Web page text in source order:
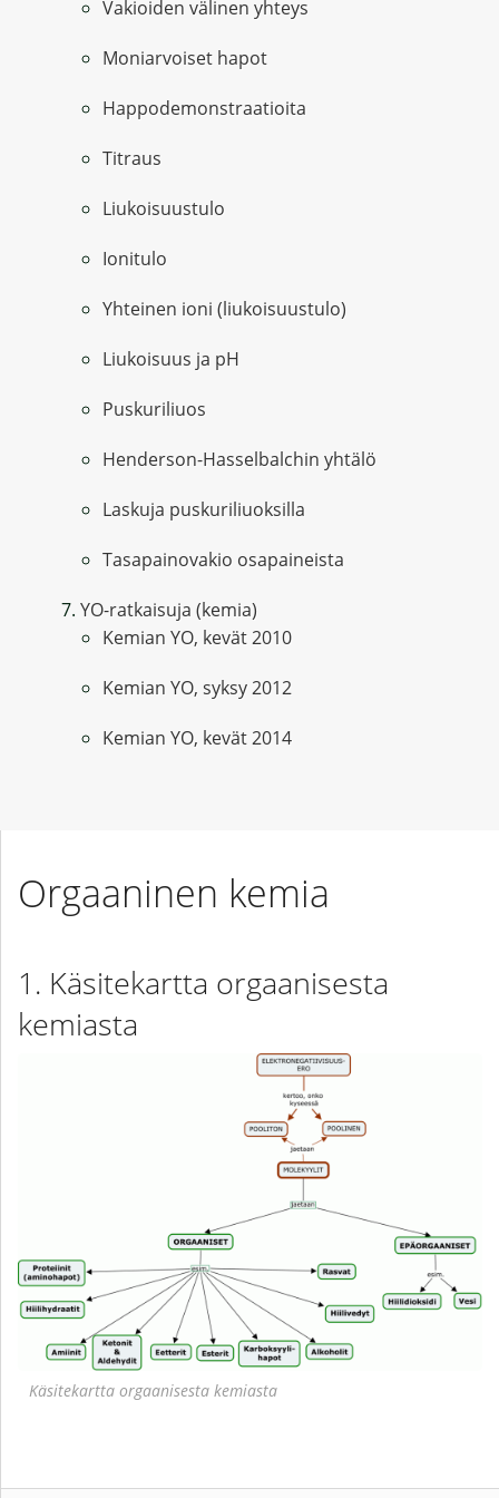
Vakioiden välinen yhteys
Moniarvoiset hapot
Happodemonstraatioita
Titraus
Liukoisuustulo
Ionitulo
Yhteinen ioni (liukoisuustulo)
Liukoisuus ja pH
Puskuriliuos
Henderson-Hasselbalchin yhtälö
Laskuja puskuriliuoksilla
Tasapainovakio osapaineista
YO-ratkaisuja (kemia)
Kemian YO, kevät 2010
Kemian YO, syksy 2012
Kemian YO, kevät 2014
Orgaaninen kemia
Käsitekartta orgaanisesta
kemiasta
Käsitekartta orgaanisesta kemiasta